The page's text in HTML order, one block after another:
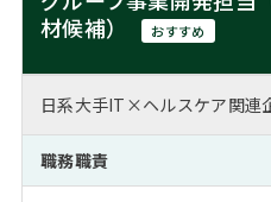
MBA留学生数の推移
インターン受入企業一覧
よくある面接Q&A集
転職成功への4つの鍵
注目企業インタビュー
キャリアフォーラム
Career Talk Live
採用情報
ニュースリリース
材候補）
おすすめ
日系大手IT×ヘルスケア関
職務職責